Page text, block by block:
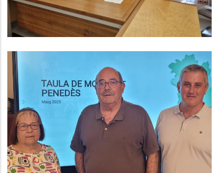
Ocupació, P. econòmica
El Consell Comarcal Celebra
L’acord Per Posar En Marxa Dues
Línies De Bus Exprés Entre El Baix
Penedès I Barcelona
Altres P. econòmica